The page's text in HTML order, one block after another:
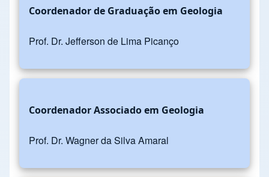
Coordenador de Graduação em Geologia
Prof. Dr. Jefferson de Lima Picanço
Coordenador Associado em Geologia
Prof. Dr. Wagner da Silva Amaral